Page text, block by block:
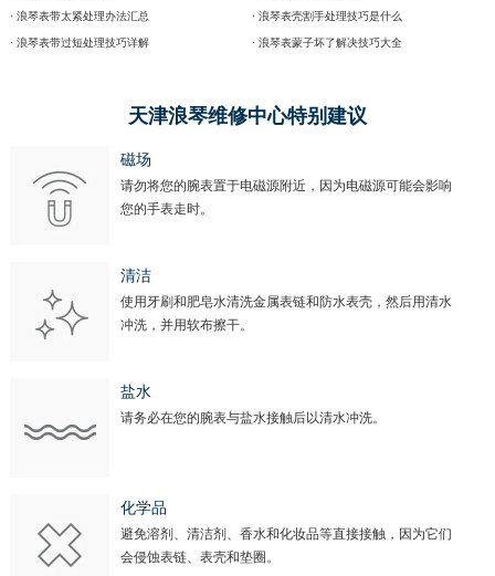
· 浪琴表带太紧处理办法汇总
· 浪琴表带过短处理技巧详解
· 浪琴表壳割手处理技巧是什么
· 浪琴表蒙子坏了解决技巧大全
天津浪琴维修中心特别建议
磁场
请勿将您的腕表置于电磁源附近，因为电磁源可能会影响
您的手表走时。
清洁
使用牙刷和肥皂水清洗金属表链和防水表壳，然后用清水
冲洗，并用软布擦干。
盐水
请务必在您的腕表与盐水接触后以清水冲洗。
化学品
避免溶剂、清洁剂、香水和化妆品等直接接触，因为它们
会侵蚀表链、表壳和垫圈。